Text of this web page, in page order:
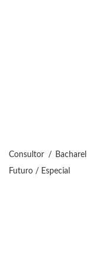
Consultor /
Futuro / Especial